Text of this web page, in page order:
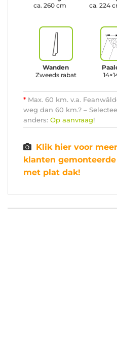
ca. 260 cm
ca. 224
Wanden
Zweeds rabat
* Max. 60 km. v.a.
weg dan 60 km.? –
anders: Op aanvraag!
Klik hier voor
klanten
met plat dak!